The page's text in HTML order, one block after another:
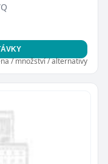
/ množství / alternativy